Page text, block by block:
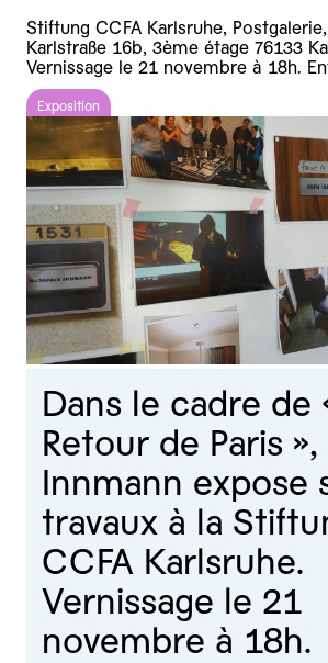
Stiftung CCFA Karlsruhe,
Karlstraße 16b, 3ème étage 76133
Vernissage le 21 novembre à 18h.
Exposition
Dans le cadre de
Retour de Paris
Innmann expose
travaux à la
CCFA Karlsruhe.
Vernissage le 21
novembre à 18h.